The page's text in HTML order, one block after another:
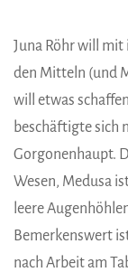
Juna Röhr will
den Mitteln (und
will etwas
beschäftigte sich
Gorgonenhaupt.
Wesen, Medusa
leere
Bemerkenswert
nach Arbeit am